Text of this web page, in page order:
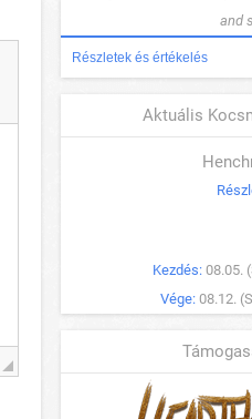
and
Részletek és értékelés
Aktuális
Kezdés: 08.05.
Vége: 08.12.